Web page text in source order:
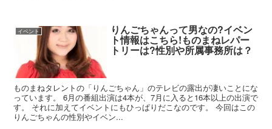
イベント りんごちゃんって男なの?イベン
ト情報はこちら!ものまねレパー
トリーは?性別や所属事務所は？
ものまねタレントの「りんごちゃん」のテレビの露出が凄いことにな
っています。 6月の番組出演は4本が、7月に入ると16本以上の出演で
す。 それに加えてイベントにもひっぱりだこなのです。 今回はこの
りんごちゃんの性別やイベン...